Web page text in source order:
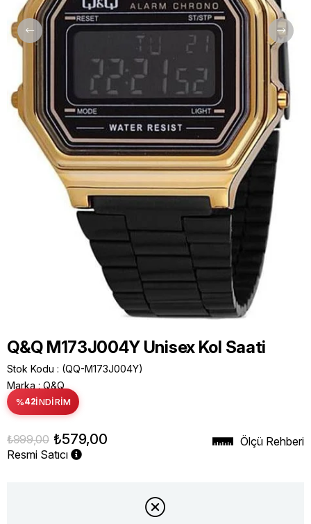
Q&Q M173J004Y Unisex Kol Saati
Stok Kodu
(QQ-M173J004Y)
Marka : Q&Q
%42İNDIRIM
₺999,00 ₺579,00
Resmi Satıcı
Ölçü Rehberi